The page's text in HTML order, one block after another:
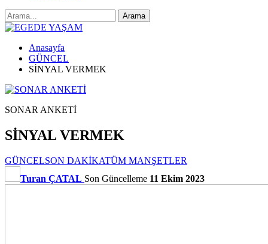
Anasayfa
GÜNCEL
SİNYAL VERMEK
SONAR ANKETİ
SİNYAL VERMEK
GÜNCELSON DAKİKATÜM MANŞETLER
Turan ÇATAL Son Güncelleme 11 Ekim 2023